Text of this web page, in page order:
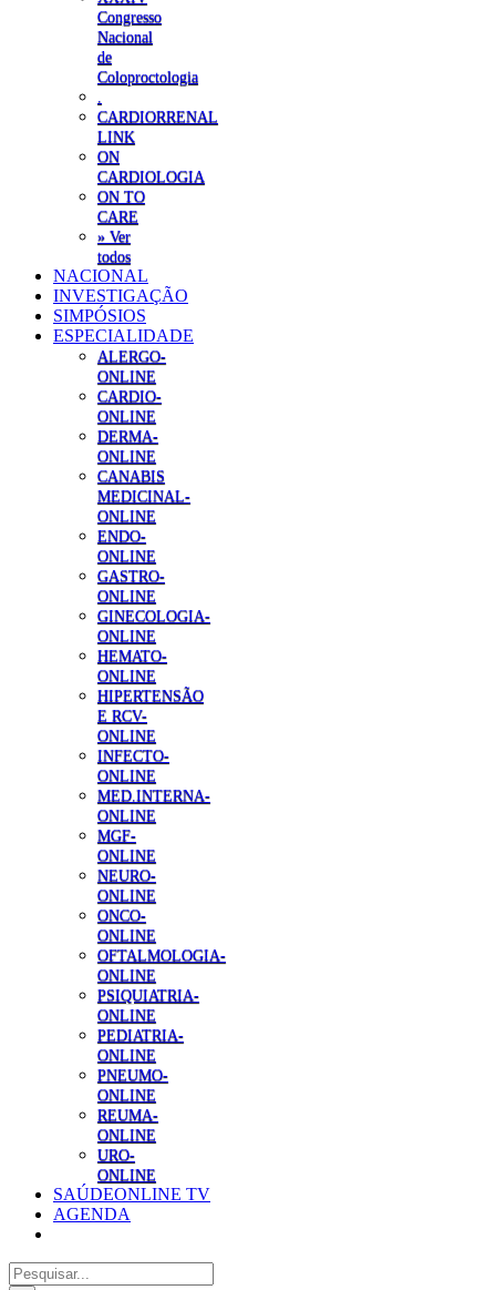
Congresso
Nacional
de
Coloproctologia
CARDIORRENAL
LINK
ON
CARDIOLOGIA
ON TO
CARE
» Ver
todos
NACIONAL
INVESTIGAÇÃO
SIMPÓSIOS
ESPECIALIDADE
ALERGO-
ONLINE
CARDIO-
ONLINE
DERMA-
ONLINE
CANABIS
MEDICINAL-
ONLINE
ENDO-
ONLINE
GASTRO-
ONLINE
GINECOLOGIA-
ONLINE
HEMATO-
ONLINE
HIPERTENSÃO
E RCV-
ONLINE
INFECTO-
ONLINE
MED.INTERNA-
ONLINE
MGF-
ONLINE
NEURO-
ONLINE
ONCO-
ONLINE
OFTALMOLOGIA-
ONLINE
PSIQUIATRIA-
ONLINE
PEDIATRIA-
ONLINE
PNEUMO-
ONLINE
REUMA-
ONLINE
URO-
ONLINE
SAÚDEONLINE TV
AGENDA
Pesquisar